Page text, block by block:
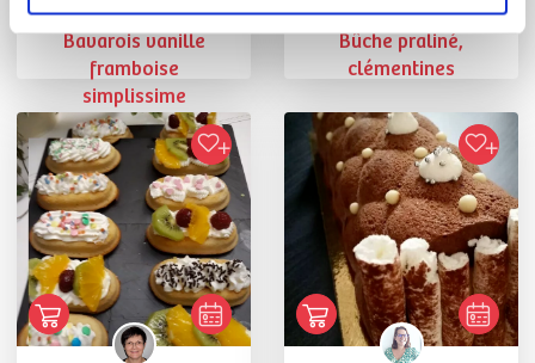
Bavarois vanille
framboise
simplissime
Bûche praliné,
clémentines